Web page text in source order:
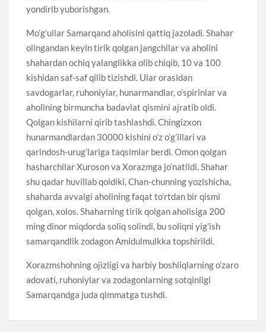
yondirib yuborishgan.
Mo’g’ullar Samarqand aholisini qattiq jazoladi. Shahar
olingandan keyin tirik qolgan jangchilar va aholini
shahardan ochiq yalanglikka olib chiqib, 10 va 100
kishidan saf-saf qilib tizishdi. Ular orasidan
savdogarlar, ruhoniylar, hunarmandlar, o’spirinlar va
aholining birmuncha badavlat qismini ajratib oldi.
Qolgan kishilarni qirib tashlashdi. Chingizxon
hunarmandlardan 30000 kishini o’z o’g’illari va
qarindosh-urug’lariga taqsimlar berdi. Omon qolgan
hasharchilar Xuroson va Xorazmga jo’natildi. Shahar
shu qadar huvillab qoldiki, Chan-chunning yozishicha,
shaharda avvalgi aholining faqat to’rtdan bir qismi
qolgan, xolos. Shaharning tirik qolgan aholisiga 200
ming dinor miqdorda soliq solindi, bu soliqni yig’ish
samarqandlik zodagon Amidulmulkka topshirildi.
Xorazmshohning ojizligi va harbiy boshliqlarning o’zaro
adovati, ruhoniylar va zodagonlarning sotqinligi
Samarqandga juda qimmatga tushdi.